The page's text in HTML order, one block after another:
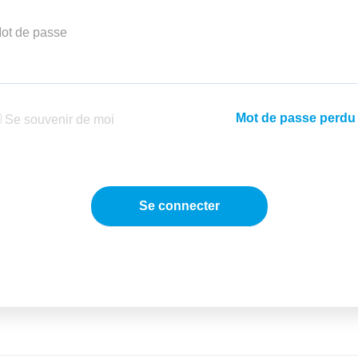
de passe
Mot de passe perdu
Se souvenir de moi